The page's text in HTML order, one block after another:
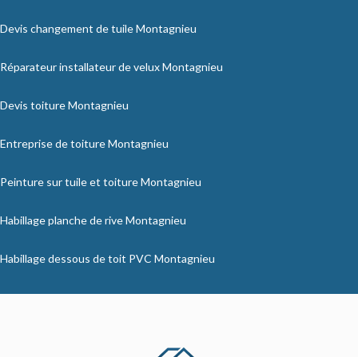
Devis changement de tuile Montagnieu
Réparateur installateur de velux Montagnieu
Devis toiture Montagnieu
Entreprise de toiture Montagnieu
Peinture sur tuile et toiture Montagnieu
Habillage planche de rive Montagnieu
Habillage dessous de toit PVC Montagnieu